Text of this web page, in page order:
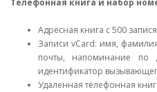
Телефонная книга и набор
Адресная книга с 500
Записи vCard: имя,
почты, напоминание по
идентификатор
Удаленная телефонная